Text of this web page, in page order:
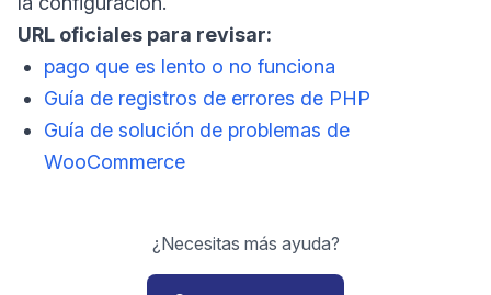
URL oficiales para revisar:
pago que es lento o no funciona
Guía de registros de errores de PHP
Guía de solución de problemas de
WooCommerce
¿Necesitas más ayuda?